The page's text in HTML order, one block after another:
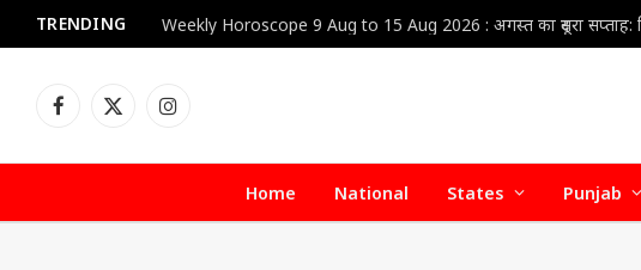
TRENDING
Facebook
X
Instagram
Home National States Punjab